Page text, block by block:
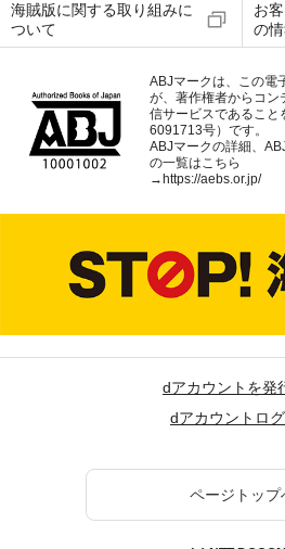
海賊版に関する取り組みに
ついて
お
の
ABJマークは、この電
が、著作権者からコ
信サービスであること
6091713号）です。
ABJマークの詳細、
の一覧はこちら
→ https://aebs.or.jp/
dアカウントを発
dアカウントロ
ページトップ